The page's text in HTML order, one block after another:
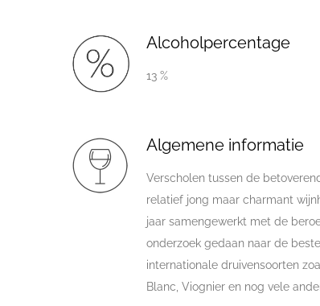
Alcoholpercentage
13 %
Algemene informatie
Verscholen tussen de
relatief jong maar charmant
jaar samengewerkt met de
onderzoek gedaan naar de
internationale druivensoorten
Blanc, Viognier en nog vele